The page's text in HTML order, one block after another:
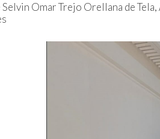
Omar Trejo Orellana de